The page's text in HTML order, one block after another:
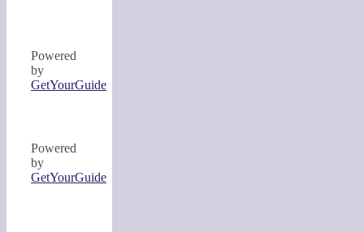
Powered
by
GetYourGuide
Powered
by
GetYourGuide